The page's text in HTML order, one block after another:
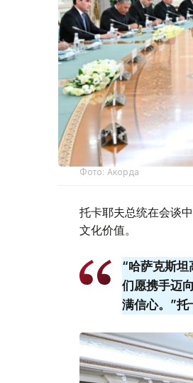
Фото: Акорда
托卡耶夫总统在会谈
文化价值。
“哈萨克斯
们愿携手迈
满信心。”托